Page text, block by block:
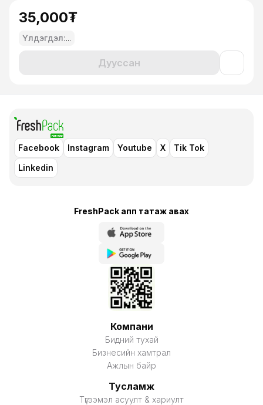
35,000₮
Үлдэгдэл:...
Дууссан
Facebook Instagram Youtube X
Tik Tok
Linkedin
FreshPack апп татаж авaх
Компани
Бидний тухай
Бизнесийн хамтрал
Ажлын байр
Тусламж
Түгээмэл асуулт & хариулт